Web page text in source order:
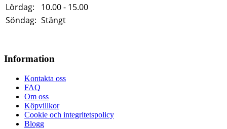
Lördag:
10.00 - 15.00
Söndag: Stängt
Information
Kontakta oss
FAQ
Om oss
Köpvillkor
Cookie och integritetspolicy
Blogg